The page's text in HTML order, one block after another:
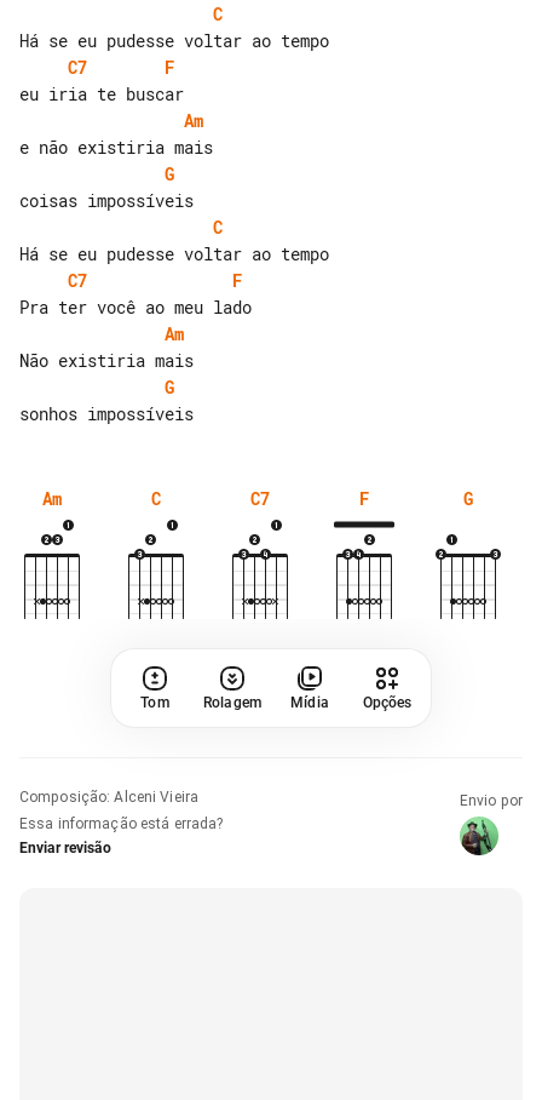
C
C7
F
Am
G
C
C7
F
Am
G
Am C C7 F G
Tom Rolagem Mídia Opções
Composição:Alceni Vieira
Essa informação está errada?
Enviar revisão
Envio por